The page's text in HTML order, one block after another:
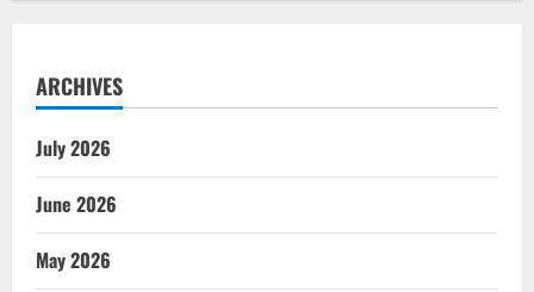
ARCHIVES
July 2026
June 2026
May 2026